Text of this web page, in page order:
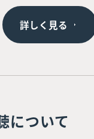
詳しく見る
について